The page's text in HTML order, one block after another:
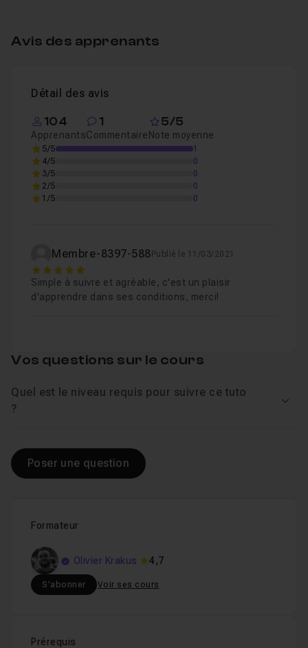
Avis des apprenants
Détail des avis
104
Apprenants
1
Commentaire
5/5
Note moyenne
5/5
1
4/5
0
3/5
0
2/5
0
1/5
0
Membre-8397-588 Publié le 11/03/2021
5
Simple à suivre et agréable, c'est un plaisir
d'apprendre dans ses conditions, merci!
Formateur
Olivier Krakus 4,7
S'abonner Voir ses cours
Prérequis
Vos questions sur le cours
Quel est le niveau requis pour suivre ce tuto
?
Poser une question